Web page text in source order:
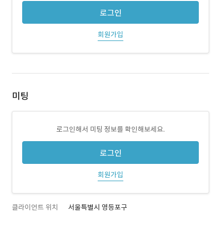
로그인
회원가입
미팅
로그인해서 미팅 정보를 확인해보세요.
로그인
회원가입
클라이언트 위치 서울특별시 영등포구